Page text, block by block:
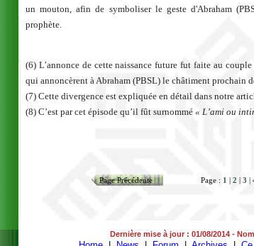
un mouton, afin de symboliser le geste d'Abraham
prophète.
(6) L’annonce de cette naissance future fut faite au
qui annoncèrent à Abraham (PBSL) le châtiment prochain
(7) Cette divergence est expliquée en détail dans notre
(8) C’est par cet épisode qu’il fût surnommé « L’ami ou
Page Précédente Page : 1 | 2 | 3 |
Dernière mise à jour : 01/08/2014 -